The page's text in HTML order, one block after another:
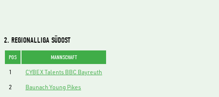
2. REGIONALLIGA SÜDOST
POS MANNSCHAFT
1
CYBEX Talents BBC Bayreuth
2
Baunach Young Pikes